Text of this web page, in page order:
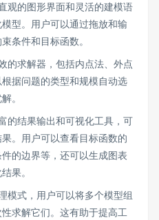
观的图形界面和灵活的建模语
型。用户可以通过拖放和输
条件和目标函数。
的求解器，包括内点法、外点
据问题的类型和规模自动选
。
的结果输出和可视化工具，可
。用户可以查看目标函数的
的边界等，还可以生成图表
果。
模式，用户可以将多个模型组
求解它们。这有助于提高工